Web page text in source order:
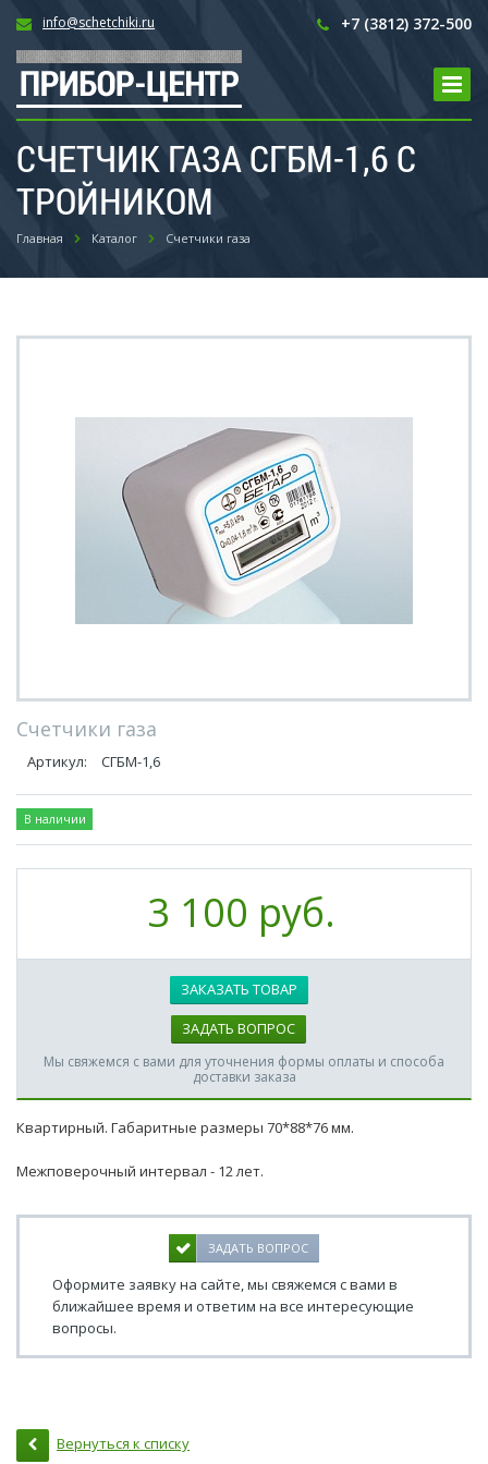
+7 (3812) 372-500
info@schetchiki.ru
СЧЕТЧИК ГАЗА СГБМ-1,6 С
ТРОЙНИКОМ
Главная Каталог Счетчики газа
Счетчики газа
Артикул: СГБМ-1,6
В наличии
3 100 руб.
ЗАКАЗАТЬ ТОВАР
ЗАДАТЬ ВОПРОС
Мы свяжемся с вами для уточнения формы оплаты и способа
доставки заказа
Квартирный. Габаритные размеры 70*88*76 мм.
Межповерочный интервал - 12 лет.
ЗАДАТЬ ВОПРОС
Оформите заявку на сайте, мы свяжемся с вами в
ближайшее время и ответим на все интересующие
вопросы.
Вернуться к списку